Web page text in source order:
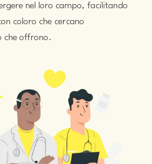
nel loro campo, facilitando
coloro che cercano
che offrono.